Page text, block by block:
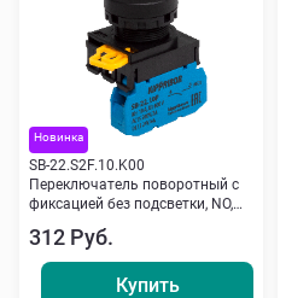
Новинка
SB-22.S2F.10.K00
Переключатель поворотный с
фиксацией без подсветки, NO,
312 Руб.
Купить